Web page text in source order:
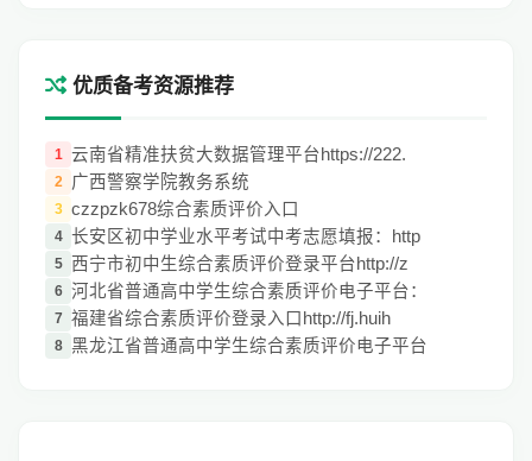
优质备考资源推荐
1 云南省精准扶贫大数据管理平台https://222.
2 广西警察学院教务系统
3 czzpzk678综合素质评价入口
4 长安区初中学业水平考试中考志愿填报：http
5 西宁市初中生综合素质评价登录平台http://z
6 河北省普通高中学生综合素质评价电子平台：
7 福建省综合素质评价登录入口http://fj.huih
8 黑龙江省普通高中学生综合素质评价电子平台